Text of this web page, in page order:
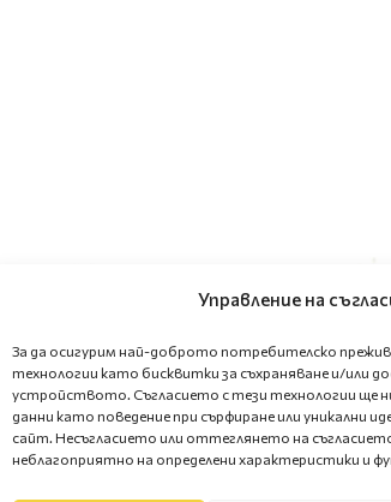
Управление на
За да осигурим най-доброто потребителско
технологии като бисквитки за съхраняване и/или
устройството. Съгласието с тези технологии ще
данни като поведение при сърфиране или уникални
сайт. Несъгласието или оттеглянето на
неблагоприятно на определени характеристики и